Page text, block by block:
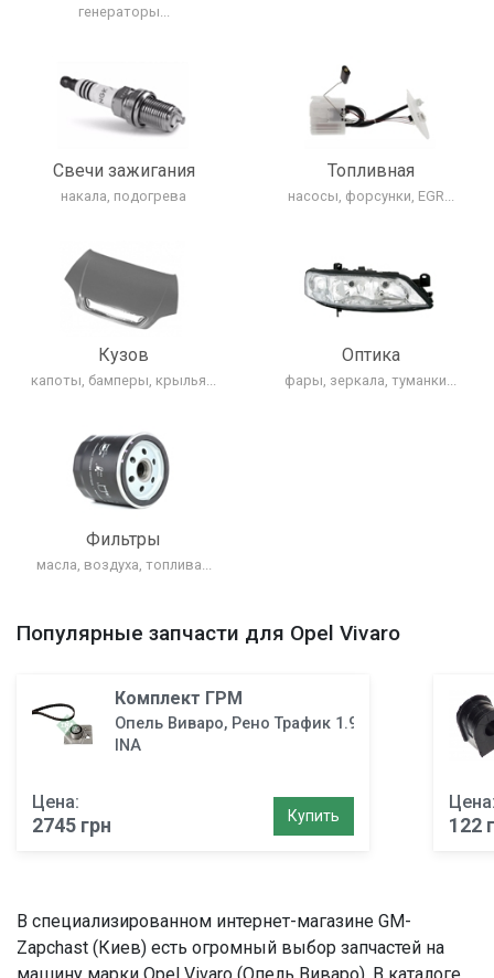
генераторы...
Свечи зажигания
накала, подогрева
Топливная
насосы, форсунки, EGR...
Кузов
капоты, бамперы, крылья...
Оптика
фары, зеркала, туманки...
Фильтры
масла, воздуха, топлива...
Популярные запчасти для Opel Vivaro
Комплект ГРМ
Опель Виваро, Рено Трафик 1.9 (F9Q)
INA
Цена:
2745 грн Купить 122
В специализированном интернет-магазине GM-
Zapchast (Киев) есть огромный выбор запчастей на